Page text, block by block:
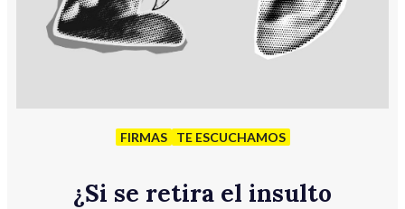
FIRMAS TE ESCUCHAMOS
¿Si se retira el insulto